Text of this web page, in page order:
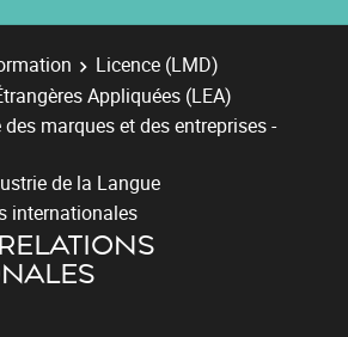
Licence (LMD)
Appliquées (LEA)
marques et des entreprises -
de la Langue
internationales